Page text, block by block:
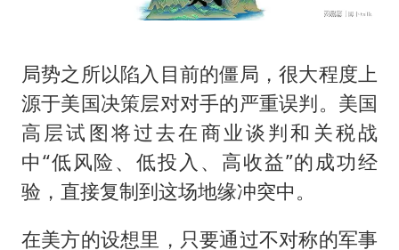
局势之所以陷入目前的僵局，很大程度上
源于美国决策层对对手的严重误判。美国
高层试图将过去在商业谈判和关税战
中“低风险、低投入、高收益”的成功经
验，直接复制到这场地缘冲突中。
在美方的设想里，只要通过不对称的军事